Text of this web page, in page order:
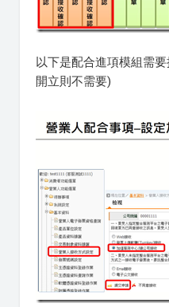
以下是配合進項模組需
開立則不需要)